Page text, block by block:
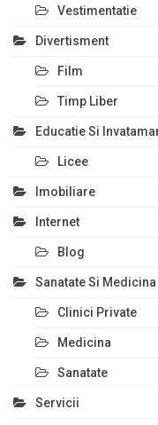
Vestimentatie
Divertisment
Film
Timp Liber
Educatie Si
Licee
Imobiliare
Internet
Blog
Sanatate Si Medicina
Clinici Private
Medicina
Sanatate
Servicii